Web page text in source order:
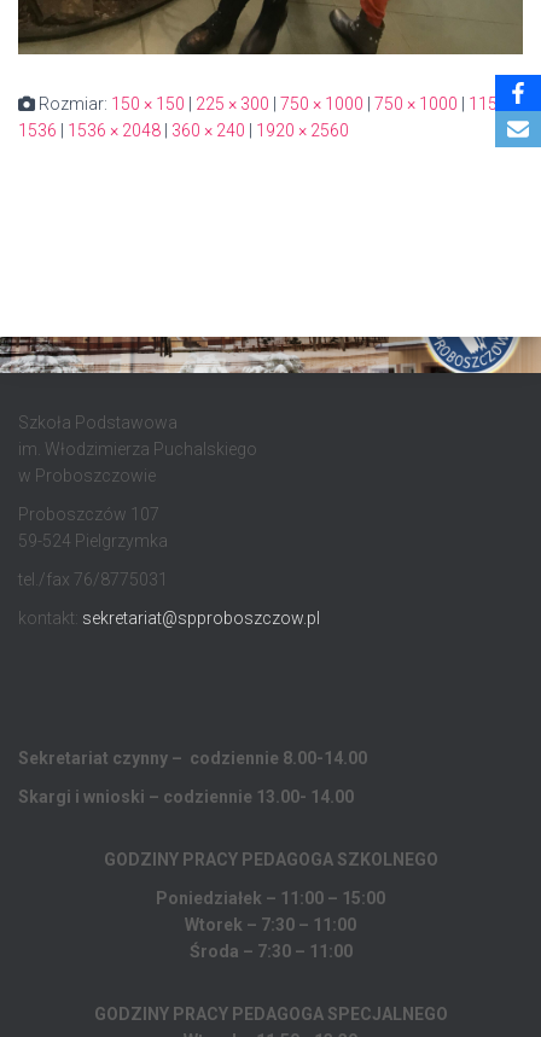
Rozmiar: 150 × 150 225 × 300 750 × 1000 750 × 1000
1152 ×
1536
1536 × 2048 360 × 240 1920 × 2560
Szkoła Podstawowa
im. Włodzimierza Puchalskiego
w Proboszczowie
Proboszczów 107
59-524 Pielgrzymka
tel./fax 76/8775031
kontakt: sekretariat@spproboszczow.pl
Sekretariat czynny – codziennie 8.00-14.00
Skargi i wnioski – codziennie 13.00- 14.00
GODZINY PRACY PEDAGOGA SZKOLNEGO
Poniedziałek – 11:00 – 15:00
Wtorek – 7:30 – 11:00
Środa – 7:30 – 11:00
GODZINY PRACY PEDAGOGA SPECJALNEGO